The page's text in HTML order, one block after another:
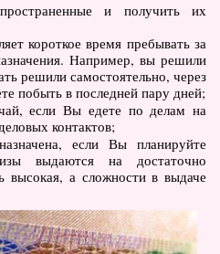
и получить их
короткое время пребывать за
Например, вы решили
решили самостоятельно, через
побыть в последней пару дней;
если Вы едете по делам на
контактов;
если Вы планируйте
выдаются на достаточно
высокая, а сложности в выдаче